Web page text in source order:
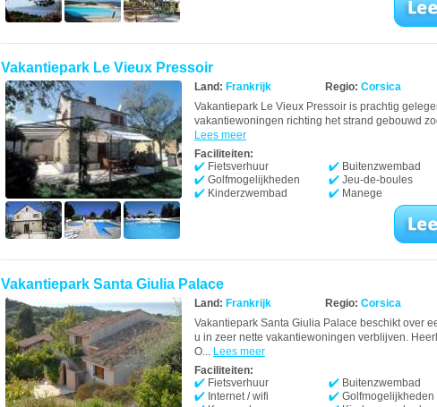
Vakantiepark Le Vieux Pressoir
Land: Frankrijk Regio: Corsica
Vakantiepark Le Vieux Pressoir is prachtig
vakantiewoningen richting het strand gebouwd
Lees meer
Faciliteiten:
Fietsverhuur
Buitenzwembad
Golfmogelijkheden
Jeu-de-boules
Kinderzwembad
Manege
Vakantiepark Santa Giulia Palace
Land: Frankrijk Regio: Corsica
Vakantiepark Santa Giulia Palace beschikt over
u in zeer nette vakantiewoningen verblijven.
O... Lees meer
Faciliteiten:
Fietsverhuur
Buitenzwembad
Internet / wifi
Golfmogelijkheden